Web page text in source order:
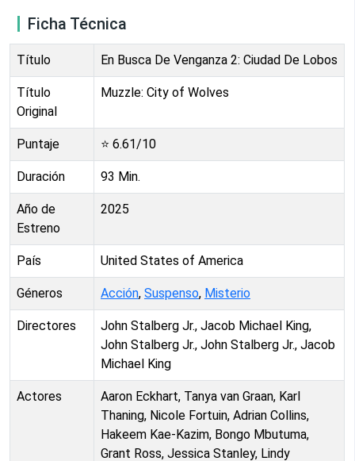
Ficha Técnica
Título En Busca De Venganza 2: Ciudad De Lobos
Título
Original
Muzzle: City of Wolves
Puntaje ⭐ 6.61/10
Duración 93 Min.
Año de
Estreno
2025
País United States of America
Géneros Acción, Suspenso, Misterio
Directores
John Stalberg Jr., Jacob Michael King,
John Stalberg Jr., John Stalberg Jr., Jacob
Michael King
Actores
Aaron Eckhart, Tanya van Graan, Karl
Thaning, Nicole Fortuin, Adrian Collins,
Hakeem Kae-Kazim, Bongo Mbutuma,
Grant Ross, Jessica Stanley, Lindy